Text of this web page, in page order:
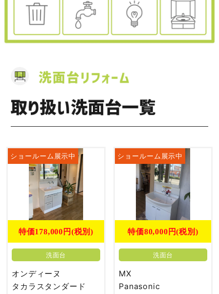
特価178,000円(税別)
洗面台
ショールーム展示中
オンディーヌ
タカラスタンダード
特価80,000円(税別)
洗面台
ショールーム展示中
MX
Panasonic